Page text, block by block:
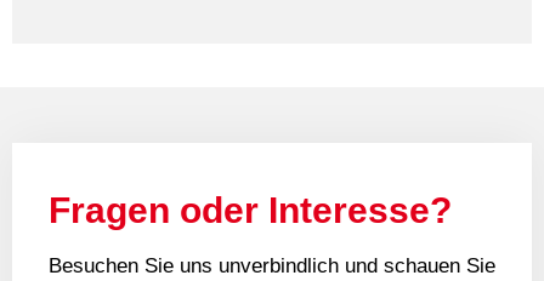
Fragen oder Interesse?
Besuchen Sie uns unverbindlich und schauen Sie